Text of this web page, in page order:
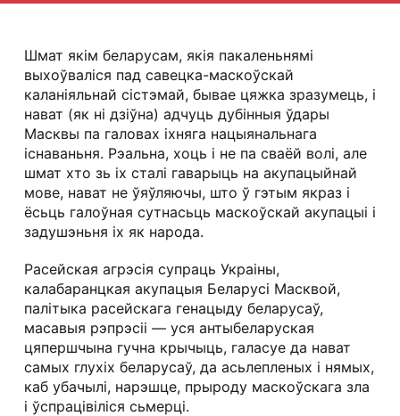
Шмат якім беларусам, якія пакаленьнямі
выхоўваліся пад савецка-маскоўскай
каланіяльнай сістэмай, бывае цяжка зразумець, і
нават (як ні дзіўна) адчуць дубінныя ўдары
Масквы па галовах іхняга нацыянальнага
існаваньня. Рэальна, хоць і не па сваёй волі, але
шмат хто зь іх сталі гаварыць на акупацыйнай
мове, нават не ўяўляючы, што ў гэтым якраз і
ёсьць галоўная сутнасьць маскоўскай акупацыі і
задушэньня іх як народа.
Расейская агрэсія супраць Украіны,
калабаранцкая акупацыя Беларусі Масквой,
палітыка расейскага генацыду беларусаў,
масавыя рэпрэсіі — уся антыбеларуская
цяпершчына гучна крычыць, галасуе да нават
самых глухіх беларусаў, да асьлепленых і нямых,
каб убачылі, нарэшце, прыроду маскоўскага зла
і ўспрацівіліся сьмерці.